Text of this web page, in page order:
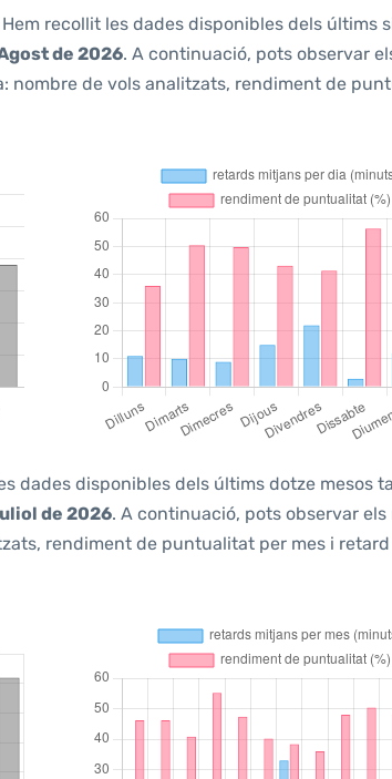
Hem recollit les dades disponibles dels últims
de 2026. A continuació, pots observar
nombre de vols analitzats, rendiment de
dades disponibles dels últims dotze mesos
de 2026. A continuació, pots observar
rendiment de puntualitat per mes i